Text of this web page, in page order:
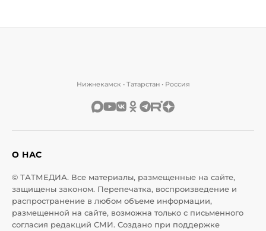
Нижнекамск • Татарстан • Россия
О НАС
© ТАТМЕДИА. Все материалы, размещенные на сайте,
защищены законом. Перепечатка, воспроизведение и
распространение в любом объеме информации,
размещенной на сайте, возможна только с письменного
согласия редакций СМИ. Создано при поддержке